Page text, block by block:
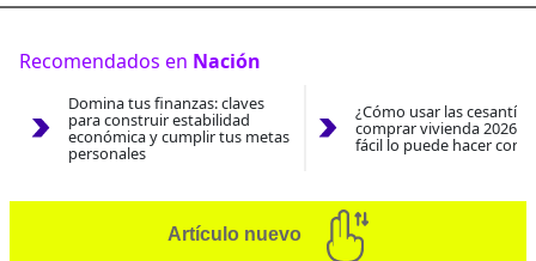
Recomendados en Nación
Domina tus finanzas: claves
para construir estabilidad
económica y cumplir tus metas
personales
¿Cómo usar las
comprar vivienda 2026?
fácil lo puede hacer con
Artículo nuevo